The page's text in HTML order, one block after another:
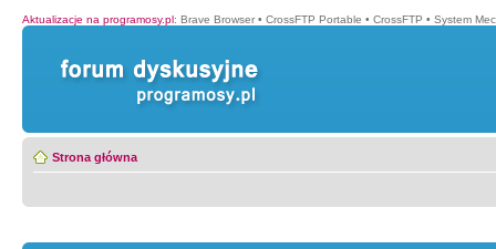
Aktualizacje na programosy.pl: Brave Browser • CrossFTP Portable • CrossFTP • System
Strona główna